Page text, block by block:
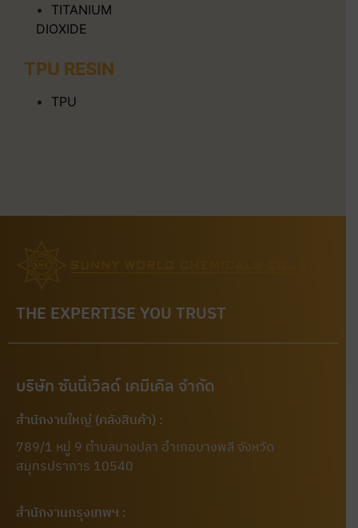
TITANIUM
DIOXIDE
TPU RESIN
TPU
THE EXPERTISE YOU TRUST
บริษัท ซันนี่เวิลด์ เคมีเคิล จำกัด
สำนักงานใหญ่ (คลังสินค้า) :
789/1 หมู่ 9 ตำบลบางปลา อำเภอบางพลี จังหวัด
สมุทรปราการ 10540
สำนักงานกรุงเทพฯ :